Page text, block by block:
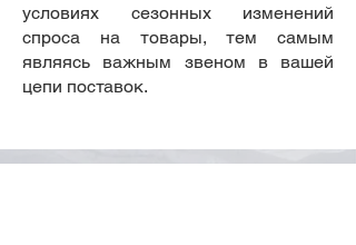
условиях сезонных изменений
спроса на товары, тем самым
являясь важным звеном в вашей
цепи поставок.